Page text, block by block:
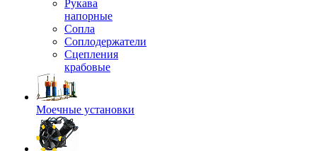
Рукава
напорные
Сопла
Соплодержатели
Сцепления
крабовые
Моечные установки